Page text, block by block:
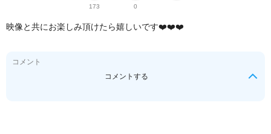
173 0
映像と共にお楽しみ頂けたら嬉しいです❤️❤️❤️
コメント
コメントする